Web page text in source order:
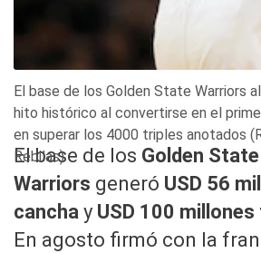
El base de los Golden State Warriors
hito histórico al convertirse en el
en superar los 4000 triples anotados
Rebilas)
El base de los Golden State
Warriors generó USD 56
cancha y USD 100
En agosto firmó con la